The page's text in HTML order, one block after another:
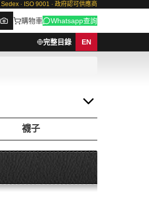
Sedex · ISO 9001 · 政府認可供應商
購物車 Whatsapp查詢
完整目錄 EN
襪子